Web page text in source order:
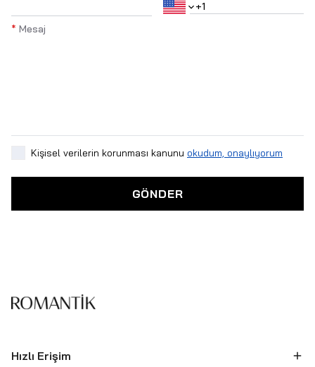
* Mesaj
Kişisel verilerin korunması kanunu okudum, onaylıyorum
GÖNDER
Hızlı Erişim